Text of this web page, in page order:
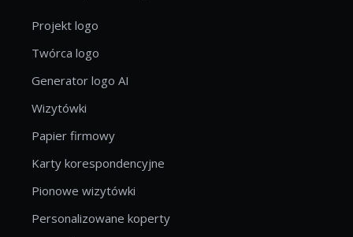
Projekt logo
Twórca logo
Generator logo AI
Wizytówki
Papier firmowy
Karty korespondencyjne
Pionowe wizytówki
Personalizowane koperty